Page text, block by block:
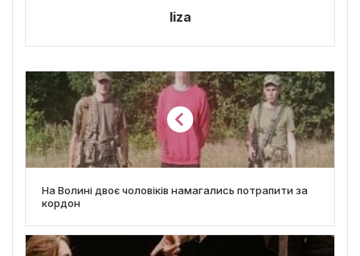
liza
На Волині двоє чоловіків намагались потрапити за
кордон